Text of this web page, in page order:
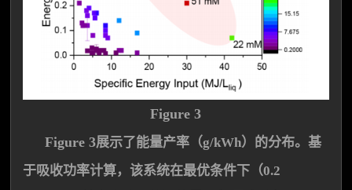
Figure 3
Figure 3展示了能量产率（g/kWh）的分布。基
于吸收功率计算，该系统在最优条件下（0.2